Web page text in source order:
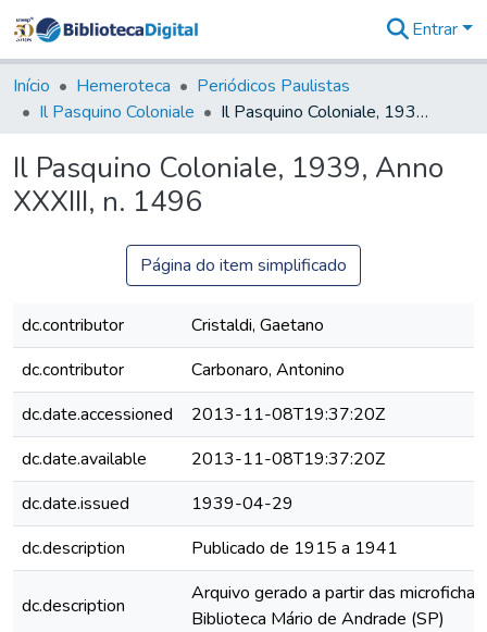
&
Coleções
Tudo na
Digital
Entrar
Início Hemeroteca
Periódicos Paulistas
Il Pasquino Coloniale
Il Pasquino Coloniale, 1939, Anno XXXIII, n. 1496
Il Pasquino Coloniale, 1939, Anno
XXXIII, n. 1496
Página do item simplificado
dc.contributor
Cristaldi, Gaetano
dc.contributor
Carbonaro, Antonino
dc.date.accessioned
2013-11-08T19:37:20Z
dc.date.available
2013-11-08T19:37:20Z
dc.date.issued
1939-04-29
dc.description
Publicado de 1915 a 1941
dc.description
Arquivo gerado a partir das
Biblioteca Mário de Andrade (SP)